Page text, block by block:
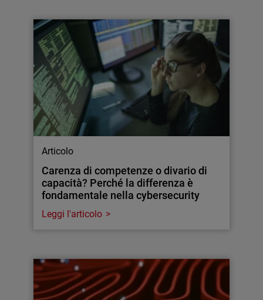
Articolo
Carenza di competenze o divario di
capacità? Perché la differenza è
fondamentale nella cybersecurity
Leggi l'articolo